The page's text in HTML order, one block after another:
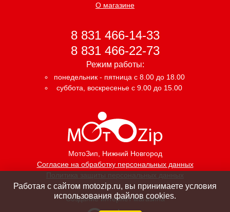
МотоЗип, Нижний Новгород
Согласие на обработку персональных данных
Политика защиты персональных данных
О магазине
8 831 466-14-33
8 831 466-22-73
Режим работы:
понедельник - пятница с 8.00 до 18.00
суббота, воскресенье с 9.00 до 15.00
Создание интернет магазина
Работая с сайтом motozip.ru, вы принимаете условия
использования файлов cookies.